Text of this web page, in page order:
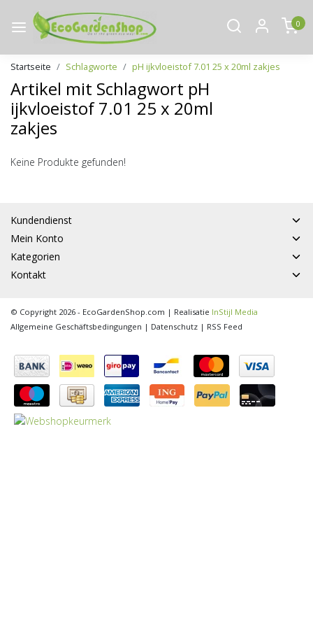
0
Startseite Schlagworte pH ijkvloeistof 7.01 25 x 20ml zakjes
Artikel mit Schlagwort pH
ijkvloeistof 7.01 25 x 20ml
zakjes
Keine Produkte gefunden!
Kundendienst
Mein Konto
Kategorien
Kontakt
© Copyright 2026 - EcoGardenShop.com | Realisatie InStijl Media
Allgemeine Geschäftsbedingungen | Datenschutz | RSS Feed